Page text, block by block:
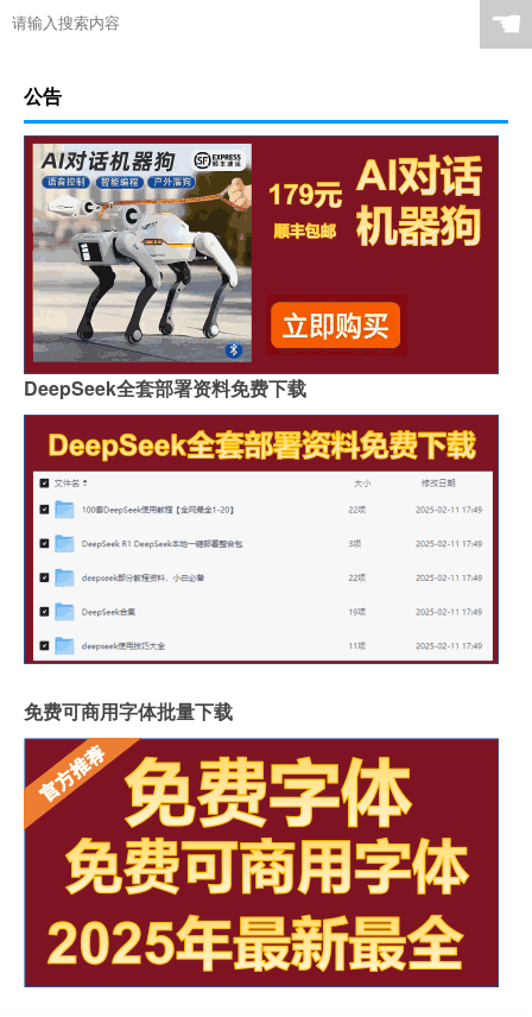
☚
公告
DeepSeek全套部署资料免费下载
免费可商用字体批量下载